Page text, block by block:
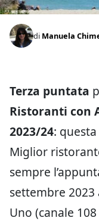
di Manuela
Terza puntata
Ristoranti con
2023/24:
Miglior
sempre
settembre 2023
Uno (canale